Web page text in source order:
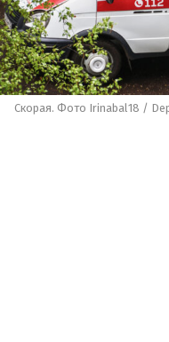
Скорая. Фото Irinabal18 /